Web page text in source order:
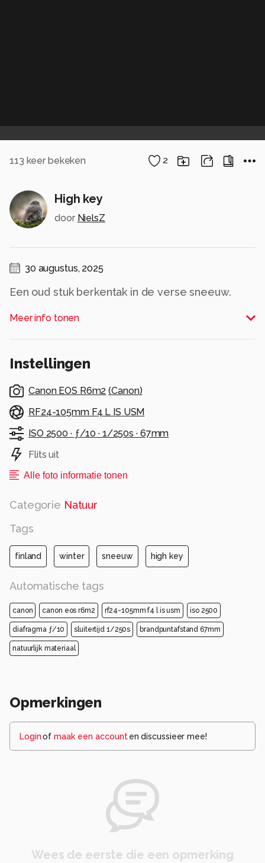
113 keer bekeken 2
High key
door NielsZ
30 augustus, 2025
Een oud stuk berkentak in de verse sneeuw.
Alle rechten voorbehouden
Meer info tonen
Instellingen
Canon EOS R6m2 (Canon)
RF24-105mm F4 L IS USM
ISO 2500 · ƒ/10 · 1/250s · 67mm
Flits uit
Alle foto informatie tonen
Categorie Natuur
Tags
finland winter sneeuw high key
Automatische tags
canon canon eos r6m2 rf24-105mm f4 l is usm iso 2500
diafragma ƒ/10 sluitertijd 1/250s brandpuntafstand 67mm
natuurlijk materiaal
Opmerkingen
Loginof maak een account en discussieer mee!
Wees de eerste die een opmerking